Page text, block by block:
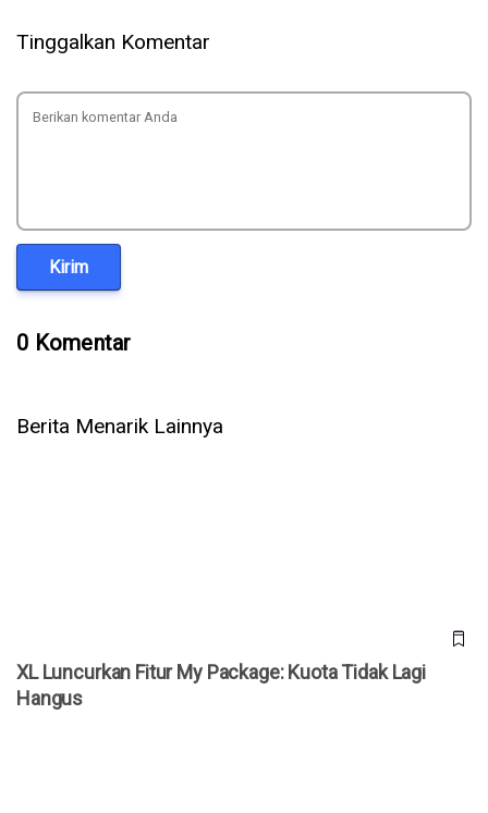
Tinggalkan Komentar
Kirim
0 Komentar
Berita Menarik Lainnya
XL Luncurkan Fitur My Package: Kuota Tidak Lagi
Hangus